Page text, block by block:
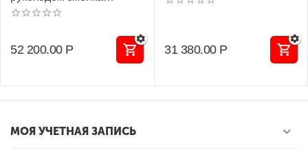
Скамьи для пресса и отдыха
СВС-67
52 200.00 Р 31 380.00 Р
МОЯ УЧЕТНАЯ ЗАПИСЬ